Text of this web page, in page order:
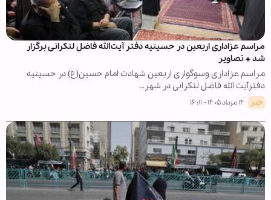
مراسم عزاداری اربعین در حسینیه دفتر آیت‌الله فاضل لنکرانی برگزار
شد + تصاویر
مراسم عزاداری وسوگواری اربعین شهادت امام حسین(ع) در حسینیه
دفترآیت الله فاضل لنکرانی در شهر…
خبر ۱۴ مرداد ۱۴۰۵ - ۱۶:۱۱